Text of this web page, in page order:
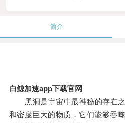
简介
白鲸加速app下载官网
黑洞是宇宙中最神秘的存在之
和密度巨大的物质，它们能够吞